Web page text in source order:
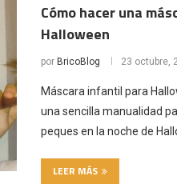
Cómo hacer una
Halloween
por BricoBlog 23 octubre,
Máscara infantil para
una sencilla manualidad
peques en la noche de
LEER MÁS